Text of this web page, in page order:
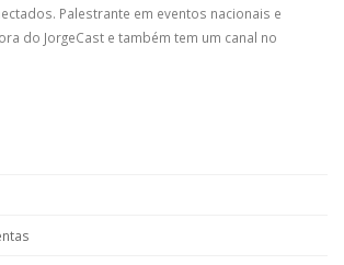
Palestrante em eventos nacionais e
do JorgeCast e também tem um canal no